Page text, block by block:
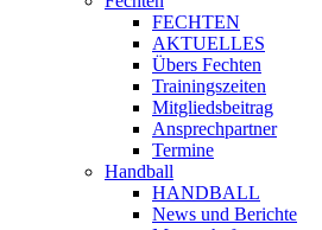
FECHTEN
AKTUELLES
Übers Fechten
Trainingszeiten
Mitgliedsbeitrag
Ansprechpartner
Termine
Handball
HANDBALL
News und Berichte